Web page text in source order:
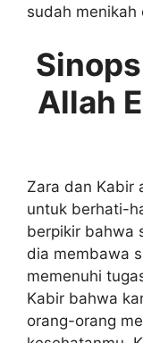
sudah menikah
Allah
Zara dan Kabir
untuk berhati-
berpikir bahwa
dia membawa
memenuhi
Kabir bahwa
orang-orang